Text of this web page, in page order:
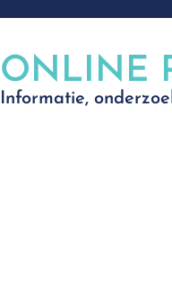
ONLINE
Informatie,